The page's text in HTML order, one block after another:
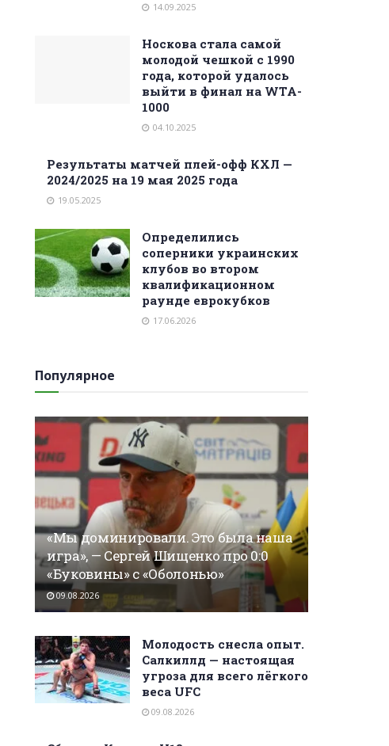
14.09.2025
Носкова стала самой
молодой чешкой с 1990
года, которой удалось
выйти в финал на WTA-
1000
04.10.2025
Результаты матчей плей-офф КХЛ —
2024/2025 на 19 мая 2025 года
19.05.2025
Определились
соперники украинских
клубов во втором
квалификационном
раунде еврокубков
17.06.2026
Популярное
«Мы доминировали. Это была наша
игра», — Сергей Шищенко про 0:0
«Буковины» с «Оболонью»
09.08.2026
Молодость снесла опыт.
Салкиллд — настоящая
угроза для всего лёгкого
веса UFC
09.08.2026